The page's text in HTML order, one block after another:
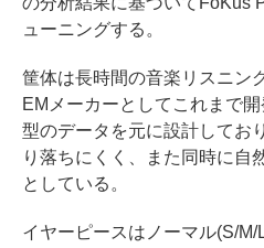
ューニングする。
筐体は長時間の音楽リスニン
EMメーカーとしてこれまで
型のデータを元に設計してお
り落ちにくく、また同時に自
としている。
イヤーピースはノーマル(S/